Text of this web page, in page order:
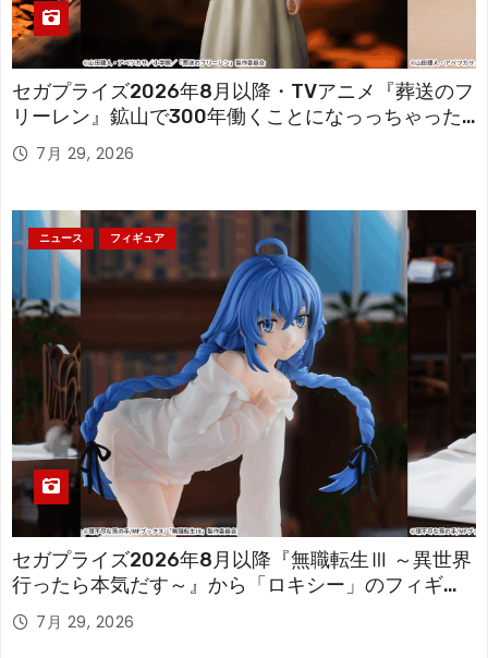
セガプライズ2026年8月以降・TVアニメ『葬送のフ
リーレン』鉱山で300年働くことになっっちゃった
「フリーレン」を立体化！
7月 29, 2026
ニュース フィギュア
セガプライズ2026年8月以降『無職転生Ⅲ ～異世界
行ったら本気だす～』から「ロキシー」のフィギュ
アが登場！
7月 29, 2026